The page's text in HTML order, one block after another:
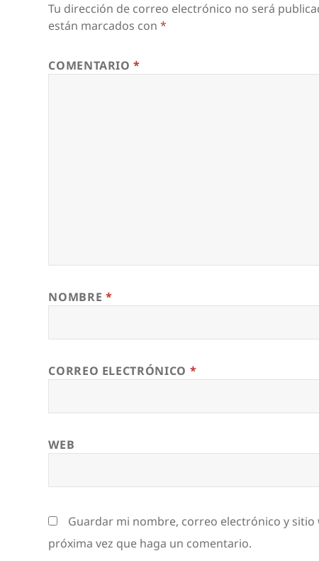
Tu dirección de correo electrónico no será
están marcados con*
COMENTARIO*
NOMBRE *
CORREO ELECTRÓNICO *
WEB
Guardar mi nombre, correo electrónico y sitio
próxima vez que haga un comentario.